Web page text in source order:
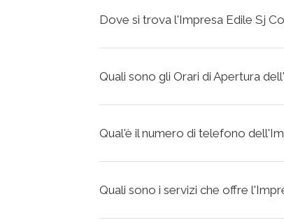
Dove si trova l'Impresa Edile Sj
Quali sono gli Orari di Apertura
Qual'è il numero di telefono
Quali sono i servizi che offre